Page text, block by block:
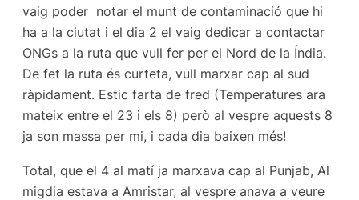
vaig poder notar el munt de contaminació que hi
ha a la ciutat i el dia 2 el vaig dedicar a contactar
ONGs a la ruta que vull fer per el Nord de la Índia.
De fet la ruta és curteta, vull marxar cap al sud
ràpidament. Estic farta de fred (Temperatures ara
mateix entre el 23 i els 8) però al vespre aquests 8
ja son massa per mi, i cada dia baixen més!
Total, que el 4 al matí ja marxava cap al Punjab, Al
migdia estava a Amristar, al vespre anava a veure